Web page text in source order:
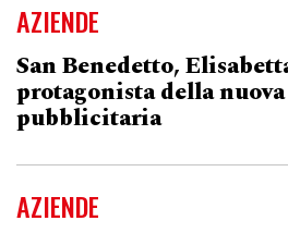
AZIENDE
San Benedetto,
protagonista della
pubblicitaria
AZIENDE